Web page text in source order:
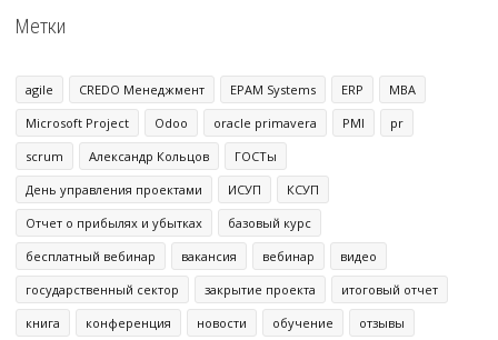
Метки
agile CREDO Менеджмент EPAM Systems ERP
MBA
Microsoft Project
Odoo oracle primavera PMI
pr
scrum
Александр Кольцов
ГОСТы
День управления проектами
ИСУП
КСУП
Отчет о прибылях и убытках
базовый курс
бесплатный вебинар
вакансия вебинар
видео
государственный сектор
закрытие проекта
итоговый отчет
книга
конференция новости обучение
отзывы